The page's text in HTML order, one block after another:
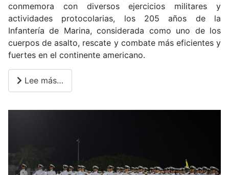
conmemora con diversos ejercicios militares y
actividades protocolarias, los 205 años de la
Infantería de Marina, considerada como uno de los
cuerpos de asalto, rescate y combate más eficientes y
fuertes en el continente americano.
Lee más…